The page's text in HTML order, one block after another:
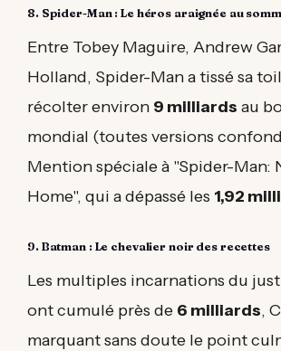
8. Spider-Man : Le héros araignée au
Entre Tobey Maguire, Andrew
Holland, Spider-Man a tissé sa
récolter environ 9 milliards au
mondial (toutes versions
Mention spéciale à "Spider-Man:
Home", qui a dépassé les 1,92
9. Batman : Le chevalier noir des recettes
Les multiples incarnations du
ont cumulé près de 6 milliards,
marquant sans doute le point